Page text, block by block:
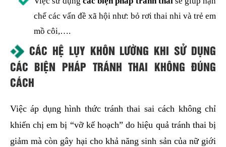
chế các vấn đề xã hội như: bỏ rơi thai nhi và trẻ em
mồ côi,….
CÁC HỆ LỤY KHÔN LƯỜNG KHI SỬ DỤNG
CÁC BIỆN PHÁP TRÁNH THAI KHÔNG ĐÚNG
CÁCH
Việc áp dụng hình thức tránh thai sai cách không chỉ
khiến chị em bị “vỡ kế hoạch” do hiệu quả tránh thai bị
giảm mà còn gây hại cho khả năng sinh sản của nữ giới